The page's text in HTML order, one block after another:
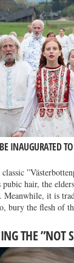
INAUGURATED
pubic hair, the
Meanwhile, it is
bury the flesh of
THE ”NOT